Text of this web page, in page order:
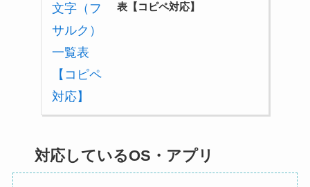
表【コピペ対応】
対応しているOS・アプリ